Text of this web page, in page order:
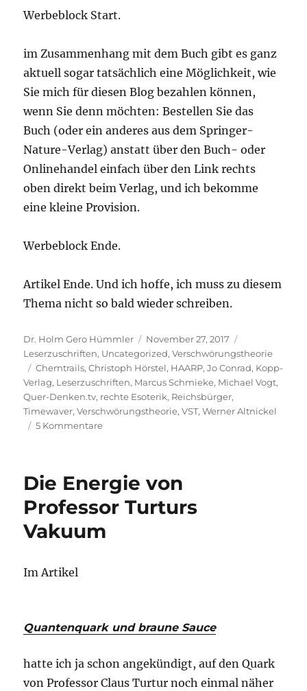
Werbeblock Start.
im Zusammenhang mit dem Buch gibt es ganz
aktuell sogar tatsächlich eine Möglichkeit, wie
Sie mich für diesen Blog bezahlen können,
wenn Sie denn möchten: Bestellen Sie das
Buch (oder ein anderes aus dem Springer-
Nature-Verlag) anstatt über den Buch- oder
Onlinehandel einfach über den Link rechts
oben direkt beim Verlag, und ich bekomme
eine kleine Provision.
Werbeblock Ende.
Artikel Ende. Und ich hoffe, ich muss zu diesem
Thema nicht so bald wieder schreiben.
Autor
Dr. Holm Gero Hümmler
Veröffentlicht
am
November 27, 2017
Leserzuschriften, Uncategorized,Verschwörungstheorie
Schlagwörter
Chemtrails,Christoph Hörstel, HAARP,Jo Conrad, Kopp-
Verlag, Leserzuschriften, Marcus Schmieke, Michael Vogt,
Quer-Denken.tv, rechte Esoterik, Reichsbürger,
Timewaver,Verschwörungstheorie,VST,Werner Altnickel
5 Kommentarezu
Die Energie von
Professor Turturs
Vakuum
Im Artikel
Quantenquark und braune Sauce
hatte ich ja schon angekündigt, auf den Quark
von Professor Claus Turtur noch einmal näher